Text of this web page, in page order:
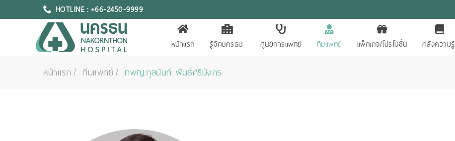
HOTLINE : +66-2450-9999
หน้าแรก รู้จักนครธน ศูนย์การแพทย์ ทีมแพทย์ แพ็กเกจ/โปรโมชั่น คลังความรู้
หน้าแรก ทีมแพทย์ ทพญ.กุลนันท์ พันธ์ศรีมังกร